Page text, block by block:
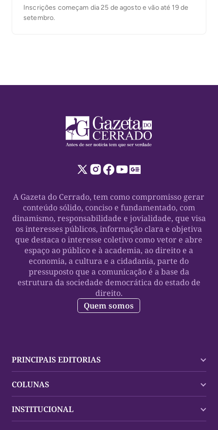
Inscrições começam dia 25 de agosto e vão até 19 de
setembro.
A Gazeta do Cerrado, tem como compromisso gerar
conteúdo sólido, conciso e fundamentado, com
dinamismo, responsabilidade e jovialidade, que visa
os interesses públicos, informação clara e objetiva
que destaca o interesse coletivo como vetor e abre
espaço ao público e à academia, ao direito e a
economia, a cultura e a cidadania, parte do
pressuposto que a comunicação é a base da
estrutura da sociedade democrática do estado de
direito.
Quem somos
PRINCIPAIS EDITORIAS
Palmas
Mundo
COLUNAS
Policial
INSTITUCIONAL